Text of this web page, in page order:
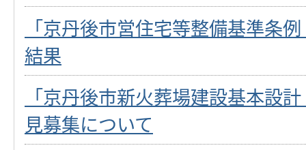
「京丹後市営住宅等整備基準条
結果
「京丹後市新火葬場建設基本設
見募集について